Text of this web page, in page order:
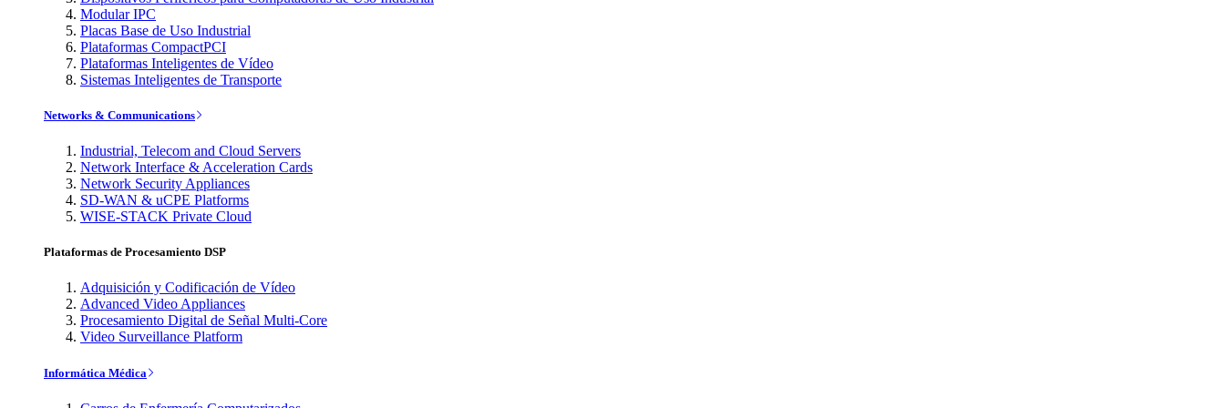
Modular IPC
Placas Base de Uso Industrial
Plataformas CompactPCI
Plataformas Inteligentes de Vídeo
Sistemas Inteligentes de Transporte
Networks & Communications
Industrial, Telecom and Cloud Servers
Network Interface & Acceleration Cards
Network Security Appliances
SD-WAN & uCPE Platforms
WISE-STACK Private Cloud
Plataformas de Procesamiento DSP
Adquisición y Codificación de Vídeo
Advanced Video Appliances
Procesamiento Digital de Señal Multi-Core
Video Surveillance Platform
Informática Médica